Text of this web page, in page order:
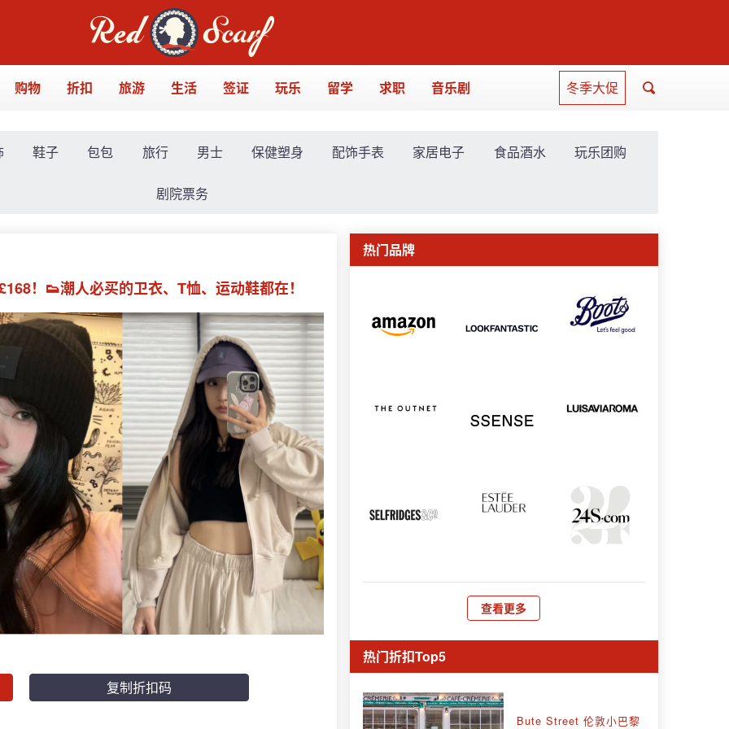
购物 折扣 旅游 生活 签证 玩乐 留学 求职 音乐剧 冬季大促
鞋子 包包 旅行 男士 保健塑身 配饰手表 家居电子 食品酒水 玩乐团购
剧院票务
！👟潮人必买的卫衣、T恤、运动鞋都在！
复制折扣码
热门品牌
查看更多
热门折扣Top5
Bute Street 伦敦小巴黎